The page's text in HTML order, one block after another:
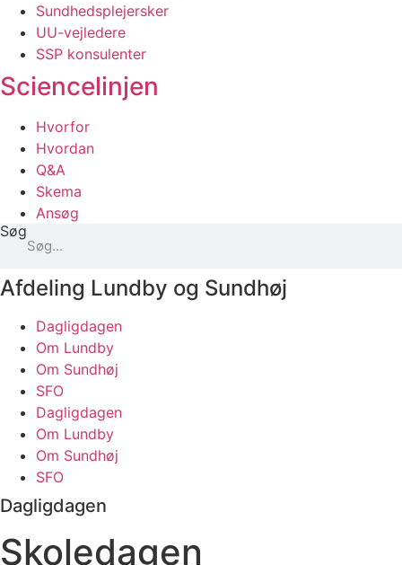
Sundhedsplejersker
UU-vejledere
SSP konsulenter
Sciencelinjen
Hvorfor
Hvordan
Q&A
Skema
Ansøg
Søg
Afdeling Lundby og Sundhøj
Dagligdagen
Om Lundby
Om Sundhøj
SFO
Dagligdagen
Om Lundby
Om Sundhøj
SFO
Dagligdagen
Skoledagen